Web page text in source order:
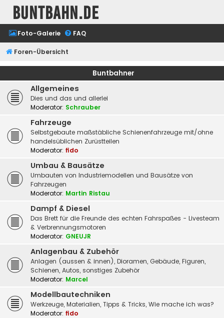
buntbahn.de
Foto-Galerie FAQ
Foren-Übersicht
Buntbahner
Allgemeines
Dies und das und allerlei
Moderator: Schrauber
Fahrzeuge
Selbstgebaute maßstäbliche Schienenfahrzeuge mit/ohne
handelsüblichen Zurüstteilen
Moderator: fido
Umbau & Bausätze
Umbauten von Industriemodellen und Bausätze von
Fahrzeugen
Moderator: Martin Ristau
Dampf & Diesel
Das Brett für die Freunde des echten Fahrspaßes - Livesteam
& Verbrennungsmotoren
Moderator: GNEUJR
Anlagenbau & Zubehör
Anlagen (aussen & innen), Dioramen, Gebäude, Figuren,
Schienen, Autos, sonstiges Zubehör
Moderator: Marcel
Modellbautechniken
Werkzeuge, Materialien, Tipps & Tricks, Wie mache ich was?
Moderator: fido